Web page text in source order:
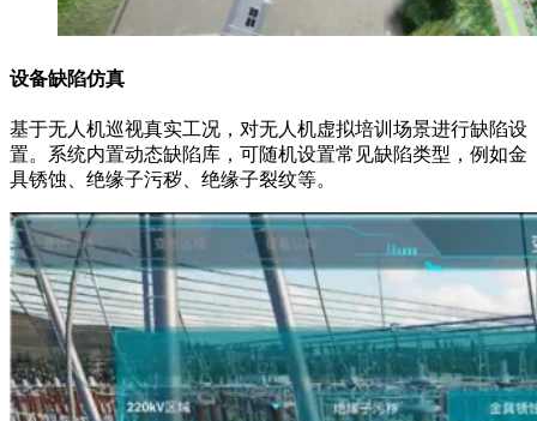
设备缺陷仿真
基于无人机巡视真实工况，对无人机虚拟培训场景进行缺陷设
置。系统内置动态缺陷库，可随机设置常见缺陷类型，例如金
具锈蚀、绝缘子污秽、绝缘子裂纹等。